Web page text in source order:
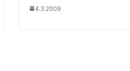
4.3.2009